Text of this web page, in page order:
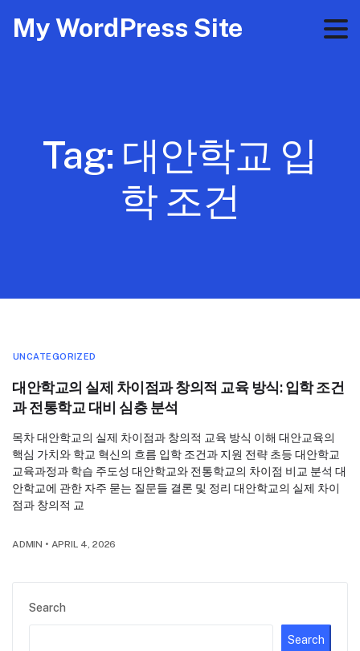
My WordPress Site
Tag: 대안학교 입
학 조건
Search
Search
UNCATEGORIZED
대안학교의 실제 차이점과 창의적 교육 방식: 입학 조건
과 전통학교 대비 심층 분석
목차 대안학교의 실제 차이점과 창의적 교육 방식 이해 대안교육의
핵심 가치와 학교 혁신의 흐름 입학 조건과 지원 전략 초등 대안학교
교육과정과 학습 주도성 대안학교와 전통학교의 차이점 비교 분석 대
안학교에 관한 자주 묻는 질문들 결론 및 정리 대안학교의 실제 차이
점과 창의적 교
ADMIN • APRIL 4, 2026